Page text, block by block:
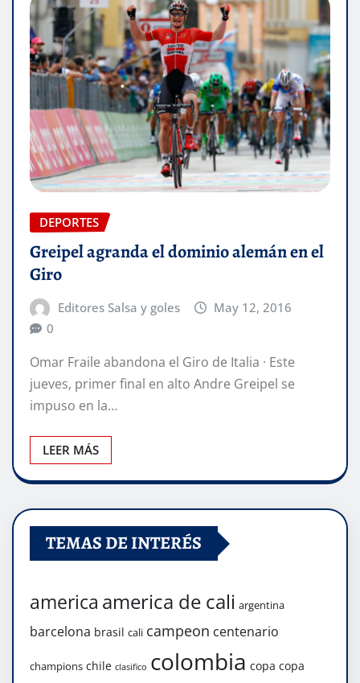
DEPORTES
Greipel agranda el dominio alemán en el
Giro
Editores Salsa y goles
May 12, 2016
0
Omar Fraile abandona el Giro de Italia · Este
jueves, primer final en alto Andre Greipel se
impuso en la…
LEER MÁS
TEMAS DE INTERÉS
america america de cali argentina
barcelona brasil cali campeon centenario
champions chile clasifico colombia copa copa